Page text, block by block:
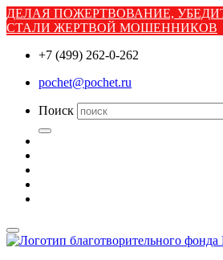
ДЕЛАЯ ПОЖЕРТВОВАНИЕ,
СТАЛИ ЖЕРТВОЙ МОШЕННИКОВ
+7 (499) 262-0-262
pochet@pochet.ru
Поиск